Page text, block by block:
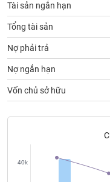
Tài sản ngắn hạn
Tổng tài sản
Nợ phải trả
Nợ ngắn hạn
Vốn chủ sở hữu
40k
Truyền
thông
tài
chính